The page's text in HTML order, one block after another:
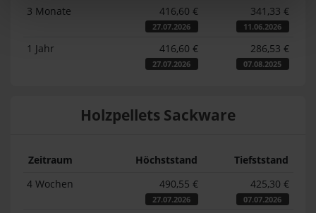
3 Monate 416,60 €
27.07.2026
341,33 €
11.06.2026
1 Jahr 416,60 €
27.07.2026
286,53 €
07.08.2025
Holzpellets Sackware
Zeitraum Höchststand
Tiefststand
4 Wochen
490,55 €
27.07.2026
425,30 €
07.07.2026